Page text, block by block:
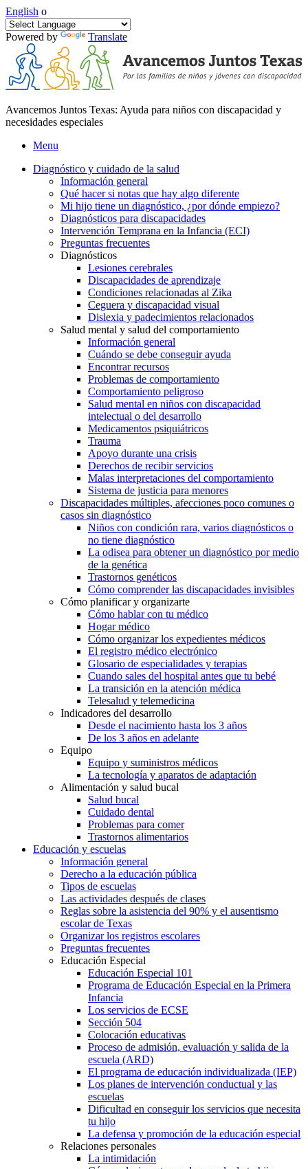
English o
Powered by Translate
Avancemos Juntos Texas: Ayuda para niños con discapacidad y
necesidades especiales
Menu
Diagnóstico y cuidado de la salud
Información general
Qué hacer si notas que hay algo diferente
Mi hijo tiene un diagnóstico, ¿por dónde empiezo?
Diagnósticos para discapacidades
Intervención Temprana en la Infancia (ECI)
Preguntas frecuentes
Diagnósticos
Lesiones cerebrales
Discapacidades de aprendizaje
Condiciones relacionadas al Zika
Ceguera y discapacidad visual
Dislexia y padecimientos relacionados
Salud mental y salud del comportamiento
Información general
Cuándo se debe conseguir ayuda
Encontrar recursos
Problemas de comportamiento
Comportamiento peligroso
Salud mental en niños con discapacidad
intelectual o del desarrollo
Medicamentos psiquiátricos
Trauma
Apoyo durante una crisis
Derechos de recibir servicios
Malas interpretaciones del comportamiento
Sistema de justicia para menores
Discapacidades múltiples, afecciones poco comunes o
casos sin diagnóstico
Niños con condición rara, varios diagnósticos o
no tiene diagnóstico
La odisea para obtener un diagnóstico por medio
de la genética
Trastornos genéticos
Cómo comprender las discapacidades invisibles
Cómo planificar y organizarte
Cómo hablar con tu médico
Hogar médico
Cómo organizar los expedientes médicos
El registro médico electrónico
Glosario de especialidades y terapias
Cuando sales del hospital antes que tu bebé
La transición en la atención médica
Telesalud y telemedicina
Indicadores del desarrollo
Desde el nacimiento hasta los 3 años
De los 3 años en adelante
Equipo
Equipo y suministros médicos
La tecnología y aparatos de adaptación
Alimentación y salud bucal
Salud bucal
Cuidado dental
Problemas para comer
Trastornos alimentarios
Educación y escuelas
Información general
Derecho a la educación pública
Tipos de escuelas
Las actividades después de clases
Reglas sobre la asistencia del 90% y el ausentismo
escolar de Texas
Organizar los registros escolares
Preguntas frecuentes
Educación Especial
Educación Especial 101
Programa de Educación Especial en la Primera
Infancia
Los servicios de ECSE
Sección 504
Colocación educativas
Proceso de admisión, evaluación y salida de la
escuela (ARD)
El programa de educación individualizada (IEP)
Los planes de intervención conductual y las
escuelas
Dificultad en conseguir los servicios que necesita
tu hijo
La defensa y promoción de la educación especial
Relaciones personales
La intimidación